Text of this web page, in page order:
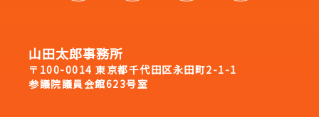
山田太郎事務所
〒100-0014 東京都千代田区永田町2-1-1
参議院議員会館623号室